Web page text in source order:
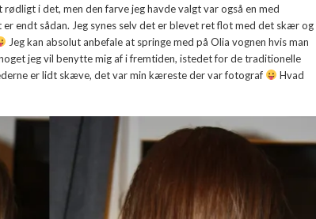
i det, men den farve jeg havde valgt var også en med
endt sådan. Jeg synes selv det er blevet ret flot med det skær og
Jeg kan absolut anbefale at springe med på Olia vognen hvis man
jeg vil benytte mig af i fremtiden, istedet for de traditionelle
er lidt skæve, det var min kæreste der var fotograf
Hvad